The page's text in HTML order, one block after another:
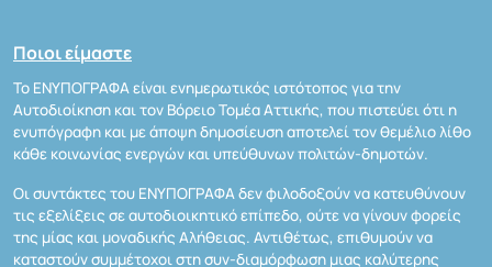
Ποιοι είμαστε
Το ΕΝΥΠΟΓΡΑΦΑ είναι ενημερωτικός ιστότοπος για την
Αυτοδιοίκηση και τον Βόρειο Τομέα Αττικής, που πιστεύει ότι η
ενυπόγραφη και με άποψη δημοσίευση αποτελεί τον θεμέλιο λίθο
κάθε κοινωνίας ενεργών και υπεύθυνων πολιτών-δημοτών.
Οι συντάκτες του ΕΝΥΠΟΓΡΑΦΑ δεν φιλοδοξούν να κατευθύνουν
τις εξελίξεις σε αυτοδιοικητικό επίπεδο, ούτε να γίνουν φορείς
της μίας και μοναδικής Αλήθειας. Αντιθέτως, επιθυμούν να
καταστούν συμμέτοχοι στη συν-διαμόρφωση μιας καλύτερης